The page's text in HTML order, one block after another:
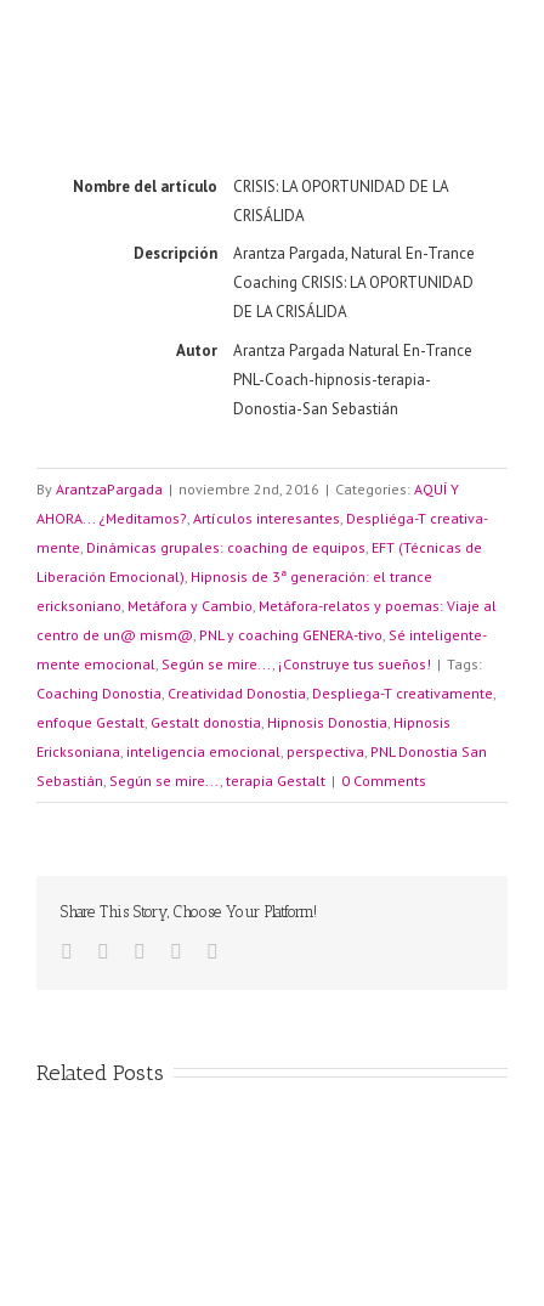
Nombre del artículo
CRISIS: LA OPORTUNIDAD DE LA
CRISÁLIDA
Descripción
Arantza Pargada, Natural En-Trance
Coaching CRISIS: LA OPORTUNIDAD
DE LA CRISÁLIDA
Autor
Arantza Pargada Natural En-Trance
PNL-Coach-hipnosis-terapia-
Donostia-San Sebastián
By ArantzaPargada | noviembre 2nd, 2016 | Categories: AQUÍ Y
AHORA... ¿Meditamos?, Artículos interesantes, Despliéga-T creativa-
mente, Dinámicas grupales: coaching de equipos, EFT (Técnicas de
Liberación Emocional), Hipnosis de 3ª generación: el trance
ericksoniano, Metáfora y Cambio, Metáfora-relatos y poemas: Viaje al
centro de un@ mism@, PNL y coaching GENERA-tivo, Sé inteligente-
mente emocional, Según se mire..., ¡Construye tus sueños! | Tags:
Coaching Donostia, Creatividad Donostia, Despliega-T creativamente,
enfoque Gestalt, Gestalt donostia, Hipnosis Donostia, Hipnosis
Ericksoniana, inteligencia emocional, perspectiva, PNL Donostia San
Sebastián, Según se mire..., terapia Gestalt | 0 Comments
Share This Story, Choose Your Platform!
Related Posts